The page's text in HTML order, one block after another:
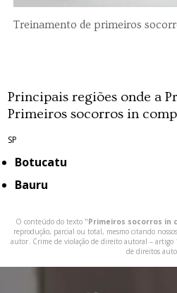
Treinamento de primeiros
Principais regiões onde a
Primeiros socorros in
SP
Botucatu
Bauru
O conteúdo do texto "Primeiros socorros in
reprodução, parcial ou total, mesmo citando
autor. Crime de violação de direito autoral – artigo
de direitos